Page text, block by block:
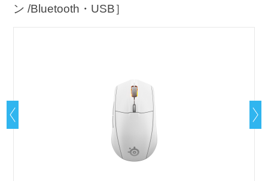
ン /Bluetooth・USB］